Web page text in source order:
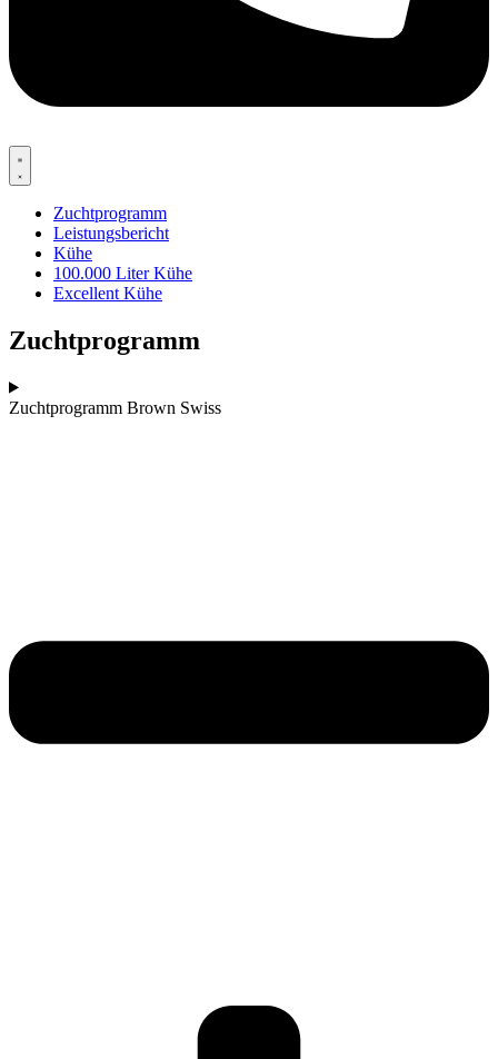
Zuchtprogramm
Leistungsbericht
Kühe
100.000 Liter Kühe
Excellent Kühe
Zuchtprogramm
Zuchtprogramm Brown Swiss